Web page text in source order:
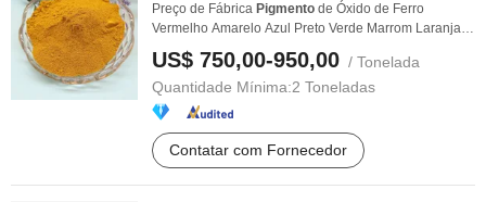
Preço de Fábrica Pigmento de Óxido de Ferro
Vermelho Amarelo Azul Preto Verde Marrom Laranja
Cinza ...
US$ 750,00-950,00 / Tonelada
Quantidade Mínima:2 Toneladas
Contatar com Fornecedor